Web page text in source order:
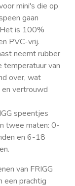
mini's die op
gaan
is 100%
PVC-vrij.
neemt rubber
temperatuur van
over, wat
vertrouwd
speentjes
twee maten: 0-
en 6-18
van FRIGG
een prachtig